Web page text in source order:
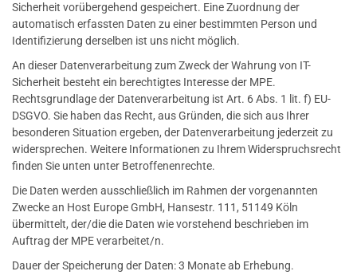
Sicherheit vorübergehend gespeichert. Eine Zuordnung der
automatisch erfassten Daten zu einer bestimmten Person und
Identifizierung derselben ist uns nicht möglich.
An dieser Datenverarbeitung zum Zweck der Wahrung von IT-
Sicherheit besteht ein berechtigtes Interesse der MPE.
Rechtsgrundlage der Datenverarbeitung ist Art. 6 Abs. 1 lit. f) EU-
DSGVO. Sie haben das Recht, aus Gründen, die sich aus Ihrer
besonderen Situation ergeben, der Datenverarbeitung jederzeit zu
widersprechen. Weitere Informationen zu Ihrem Widerspruchsrecht
finden Sie unten unter Betroffenenrechte.
Die Daten werden ausschließlich im Rahmen der vorgenannten
Zwecke an Host Europe GmbH, Hansestr. 111, 51149 Köln
übermittelt, der/die die Daten wie vorstehend beschrieben im
Auftrag der MPE verarbeitet/n.
Dauer der Speicherung der Daten: 3 Monate ab Erhebung.